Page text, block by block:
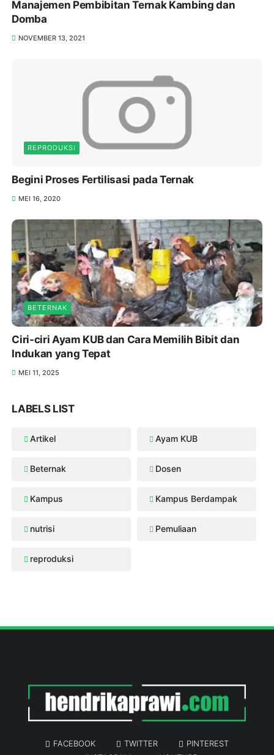
Manajemen Pembibitan Ternak Kambing dan
Domba
NOVEMBER 13, 2021
REPRODUKSI
Begini Proses Fertilisasi pada Ternak
MEI 16, 2020
BETERNAK
Ciri-ciri Ayam KUB dan Cara Memilih Bibit dan
Indukan yang Tepat
MEI 11, 2025
LABELS LIST
Artikel Ayam KUB
Beternak Dosen
Kampus Kampus Berdampak
nutrisi Pemuliaan
reproduksi
FACEBOOK TWITTER
PINTEREST